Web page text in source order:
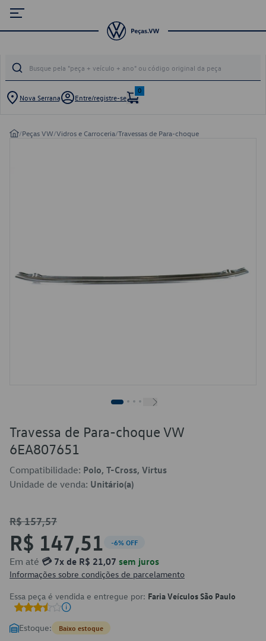
Nova Serrana Entre/registre-se
0
/Peças VW/Vidros e Carroceria/Travessas de Para-choque
Travessa de Para-choque VW
6EA807651
Compatibilidade: Polo, T-Cross, Virtus
Unidade de venda: Unitário(a)
R$ 157,57
R$ 147,51 -6% OFF
Em até 💳 7x de R$ 21,07 sem juros
Informações sobre condições de parcelamento
Essa peça é vendida e entregue por: Faria Veículos São Paulo
Estoque: Baixo estoque